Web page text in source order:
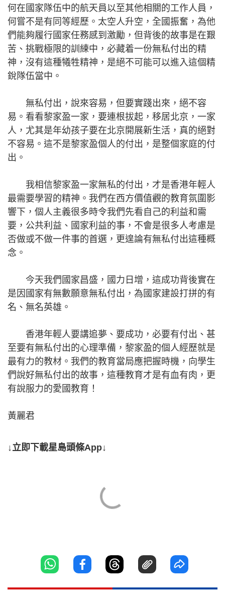
何在國家隊伍中的航天員以至其他相關的工作人員，
何嘗不是有同等經歷。太空人升空，全國振奮，為他
們能夠履行國家任務感到激勵，但背後的故事是在艱
苦、挑戰極限的訓練中，必藏着一份無私付出的精
神，沒有這種犧牲精神，是絕不可能可以進入這個精
銳隊伍當中。
無私付出，說來容易，但要實踐出來，絕不容
易。看看黎家盈一家，要連根拔起，移居北京，一家
人，尤其是年幼孩子要在北京開展新生活，真的絕對
不容易。這不是黎家盈個人的付出，是整個家庭的付
出。
我相信黎家盈一家無私的付出，才是香港年輕人
最需要學習的精神。我們在西方價值觀的教育氛圍影
響下，個人主義很多時令我們先看自己的利益和需
要，公共利益、國家利益的事，不會是很多人考慮是
否做或不做一件事的首選，更遑論有無私付出這種概
念。
今天我們國家昌盛，國力日增，這成功背後實在
是因國家有無數願意無私付出，為國家建設打拼的有
名、無名英雄。
香港年輕人要講追夢、要成功，必要有付出、甚
至要有無私付出的心理準備，黎家盈的個人經歷就是
最有力的教材。我們的教育當局應把握時機，向學生
們說好無私付出的故事，這種教育才是有血有肉，更
有說服力的愛國教育！
黃麗君
↓立即下載星島頭條App↓